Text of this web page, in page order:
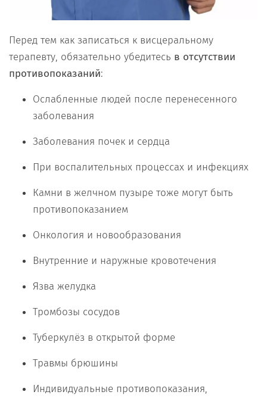
Перед тем как записаться к висцеральному
терапевту, обязательно убедитесь в отсутствии
противопоказаний:
Ослабленные людей после перенесенного
заболевания
Заболевания почек и сердца
При воспалительных процессах и инфекциях
Камни в желчном пузыре тоже могут быть
противопоказанием
Онкология и новообразования
Внутренние и наружные кровотечения
Язва желудка
Тромбозы сосудов
Туберкулёз в открытой форме
Травмы брюшины
Индивидуальные противопоказания,